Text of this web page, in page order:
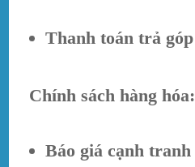
Thanh toán trả góp
Chính sách hàng hóa:
Báo giá cạnh tranh